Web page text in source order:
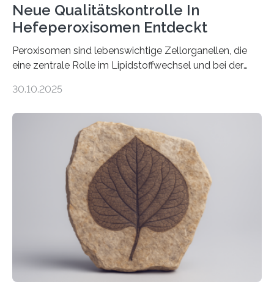
Neue Qualitätskontrolle In
Hefeperoxisomen Entdeckt
Peroxisomen sind lebenswichtige Zellorganellen, die
eine zentrale Rolle im Lipidstoffwechsel und bei der
erfüllen können, müssen zahlreiche Enzyme präzise in
der Ruhr-Universität Bochum um Prof. Dr. Ralf Erdmann
und Dr. Ismaila Francis Yusuf hat nun einen bislang
unbekannten Qualitätskontrollmechanismus des
peroxisomalen Proteintransports in der Bäckerhefe
Saccharomyces cerevisiae entdeckt, der für die
Funktionsfähigkeit der Organellen entscheidend ist. Die
Studie wurde am 28. Oktober 2025 in der
Fachzeitschrift…
30.10.2025